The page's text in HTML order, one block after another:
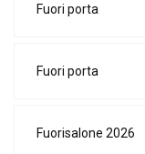
Fuori porta
Fuori porta
Fuorisalone 2026